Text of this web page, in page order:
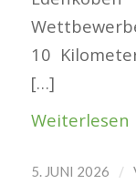
10
[…]
Weiterlesen
5. JUNI 2026 /